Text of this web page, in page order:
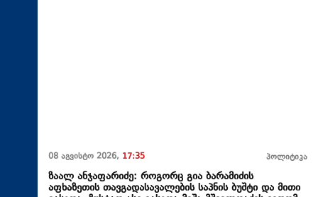
08 აგვისტო 2026, 17:35 პოლიტიკა
ზაალ ანჯაფარიძე: როგორც გია ბარამიძის
აფხაზეთის თავგადასავალების საპნის ბუშტი და მითი